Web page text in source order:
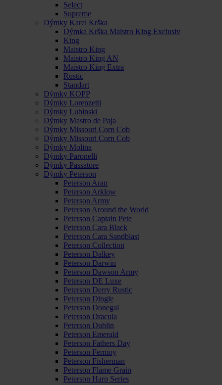
Select
Supreme
Dýmky Karel Krška
Dýmka Krška Maistro King Exclusiv
King
Maistro King
Maistro King AN
Maistro King Extra
Rustic
Standart
Dýmky KOPP
Dýmky Lorenzetti
Dýmky Lubinski
Dýmky Mastro de Paja
Dýmky Missouri Corn Cob
Dýmky Missouri Corn Cob
Dýmky Molina
Dýmky Paronelli
Dýmky Passatore
Dýmky Peterson
Peterson Aran
Peterson Arklow
Peterson Army
Peterson Around the World
Peterson Captain Pete
Peterson Cara Black
Peterson Cara Sandblast
Peterson Collection
Peterson Dalkey
Peterson Darwin
Peterson Dawson Army
Peterson DE Luxe
Peterson Derry Rustic
Peterson Dingle
Peterson Donegal
Peterson Dracula
Peterson Dublin
Peterson Emerald
Peterson Fathers Day
Peterson Fermoy
Peterson Fisherman
Peterson Flame Grain
Peterson Harp Series